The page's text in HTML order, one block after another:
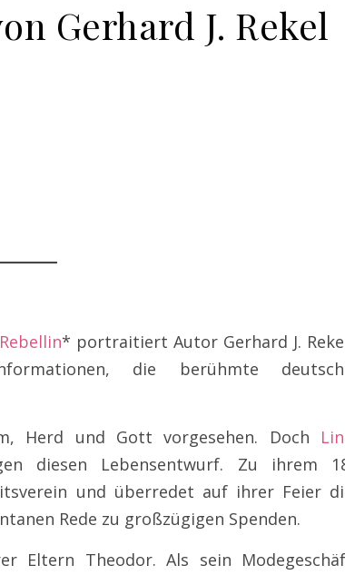
Gerhard J. Rekel
* portraitiert Autor Gerhard J.
die berühmte
Herd und Gott vorgesehen. Doch
diesen Lebensentwurf. Zu ihrem
und überredet auf ihrer Feier
Rede zu großzügigen Spenden.
Eltern Theodor. Als sein